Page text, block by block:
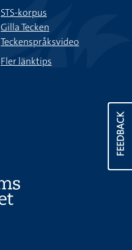
FEEDBACK
STS-korpus
Gilla Tecken
Teckenspråksvideo
Fler länktips